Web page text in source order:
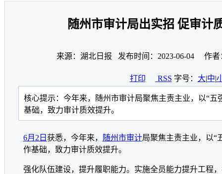
随州市审计局出实招 促审计
来源：湖北日报 发布时间：2023-06-04 作者
打印 RSS 字号： 大|中|
核心提示：今年来，随州市审计局聚焦主责主业，以“五
基础，致力审计质效提升。
6月2日 获悉，今年来， 随州市审计局聚焦主责主业，以“
作基础，致力审计质效提升。
强化队伍建设，提升履职能力。实施全员能力提升工程